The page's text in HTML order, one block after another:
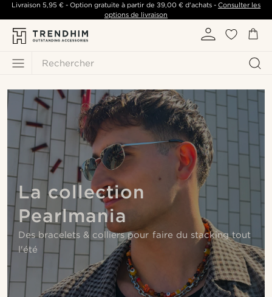
Rechercher
Livraison 5,95 €- Option gratuite à partir de 39,00 €d'achats -Consulter les
options de livraison
La collection
Pearlmania
Des bracelets & colliers pour faire du stacking tout
l'été